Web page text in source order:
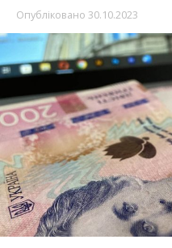
Опубліковано 30.10.2023